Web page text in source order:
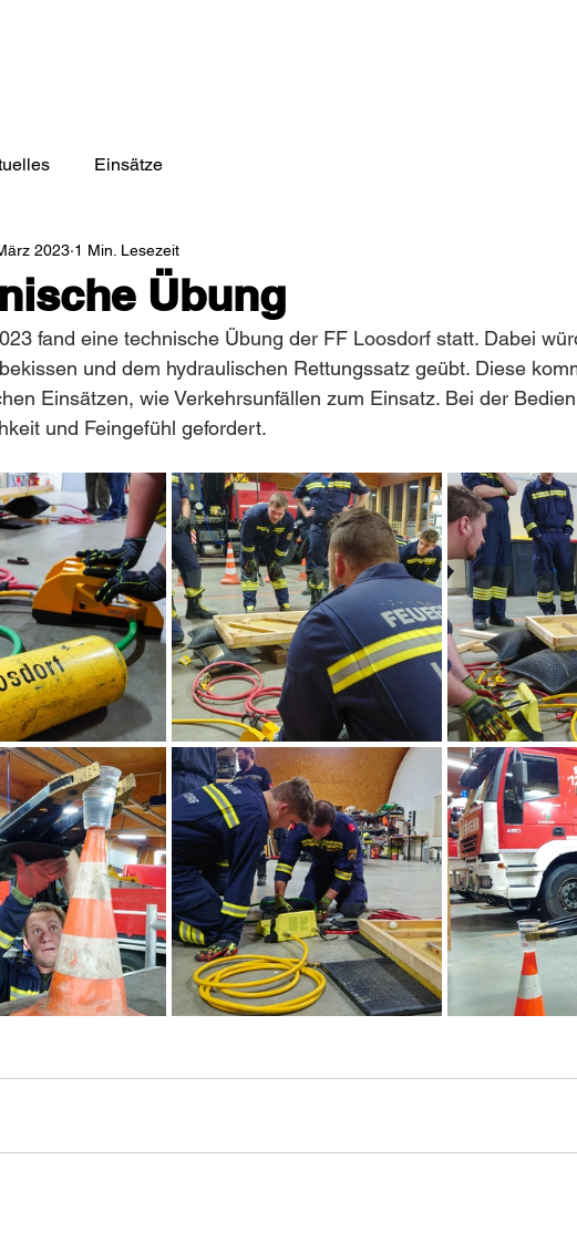
Einsätze
Übung
2023 1 Min. Lesezeit
fand eine technische Übung der FF Loosdorf statt. Dabei
und dem hydraulischen Rettungssatz geübt. Diese
Einsätzen, wie Verkehrsunfällen zum Einsatz. Bei der
und Feingefühl gefordert.